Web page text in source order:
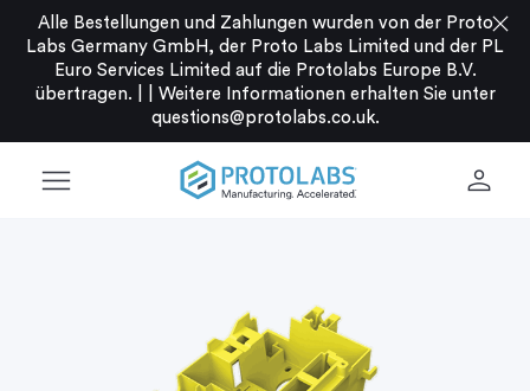
Alle Bestellungen und Zahlungen wurden von der Proto
Labs Germany GmbH, der Proto Labs Limited und der PL
Euro Services Limited auf die Protolabs Europe B.V.
übertragen. |
Weitere Informationen erhalten Sie unter
questions@protolabs.co.uk.
close
menu person